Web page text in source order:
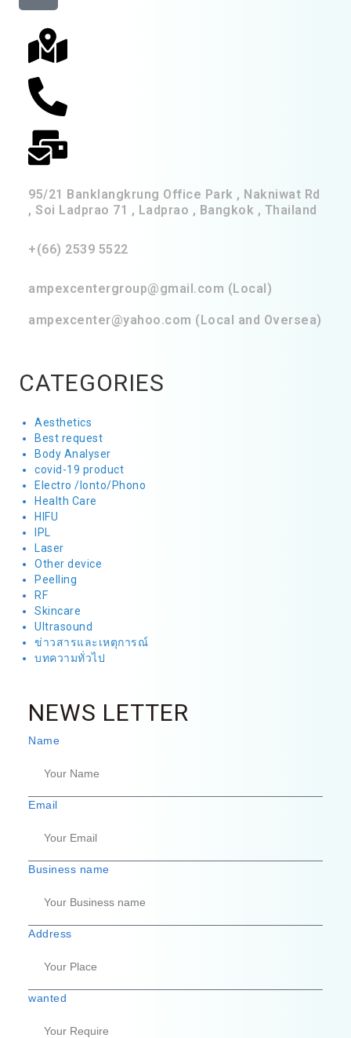
95/21 Banklangkrung Office Park , Nakniwat Rd
, Soi Ladprao 71 , Ladprao , Bangkok , Thailand
+(66) 2539 5522
ampexcentergroup@gmail.com (Local)
ampexcenter@yahoo.com (Local and Oversea)
CATEGORIES
Aesthetics
Best request
Body Analyser
covid-19 product
Electro /Ionto/Phono
Health Care
HIFU
IPL
Laser
Other device
Peelling
RF
Skincare
Ultrasound
ข่าวสารและเหตุการณ์
บทความทั่วไป
NEWS LETTER
Name
Email
Business name
Address
wanted